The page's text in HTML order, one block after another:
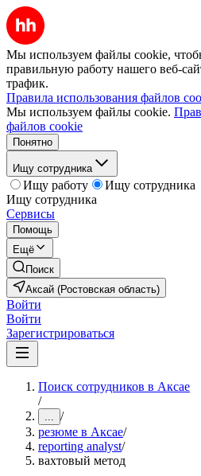
Мы используем файлы cookie,
правильную работу нашего веб-
трафик.
Правила использования файлов
Мы используем файлы cookie.
файлов cookie
Понятно
Ищу сотрудника
Ищу работу
Ищу сотрудника
Ищу сотрудника
Сервисы
Помощь
Ещё
Поиск
Аксай (Ростовская область)
Войти
Войти
Зарегистрироваться
Поиск сотрудников в Аксае
/
... /
резюме в Аксае/
reporting analyst/
вахтовый метод